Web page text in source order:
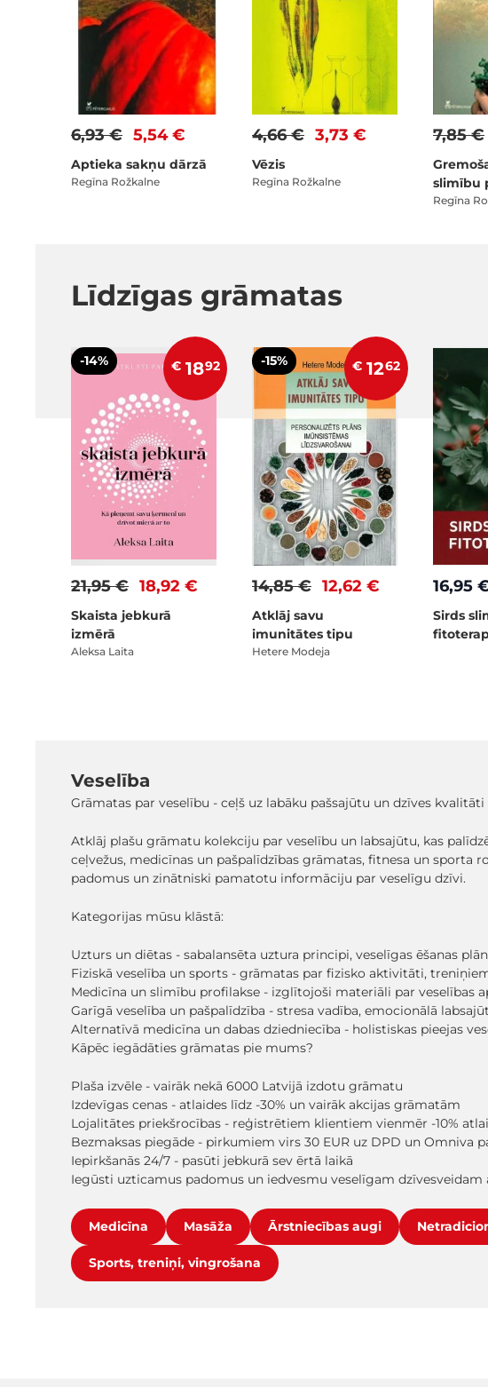
5,54 €
6,93 €
Aptieka sakņu dārzā
Regīna Rožkalne
3,73 €
4,66 €
Vēzis
Regīna Rožkalne
7,85 €
slimību
Regīna
Līdzīgas grāmatas
-14% € 1892
18,92 €
21,95 €
Skaista jebkurā
izmērā
Aleksa Laita
-15% € 1262
12,62 €
14,85 €
Atklāj savu
imunitātes tipu
Hetere Modeja
16,95
Sirds
Veselība
Grāmatas par veselību - ceļš uz labāku pašsajūtu un dzīves kvalitāti
Atklāj plašu grāmatu kolekciju par veselību un labsajūtu, kas
ceļvežus, medicīnas un pašpalīdzības grāmatas, fitnesa un sporta
padomus un zinātniski pamatotu informāciju par veselīgu dzīvi.
Kategorijas mūsu klāstā:
Uzturs un diētas - sabalansēta uztura principi, veselīgas ēšanas
Fiziskā veselība un sports - grāmatas par fizisko aktivitāti,
Medicīna un slimību profilakse - izglītojoši materiāli par veselības
Garīgā veselība un pašpalīdzība - stresa vadība, emocionālā
Alternatīvā medicīna un dabas dziedniecība - holistiskas pieejas
Kāpēc iegādāties grāmatas pie mums?
Plaša izvēle - vairāk nekā 6000 Latvijā izdotu grāmatu
Izdevīgas cenas - atlaides līdz -30% un vairāk akcijas grāmatām
Lojalitātes priekšrocības - reģistrētiem klientiem vienmēr -10%
Bezmaksas piegāde - pirkumiem virs 30 EUR uz DPD un Omniva
Iepirkšanās 24/7 - pasūti jebkurā sev ērtā laikā
Iegūsti uzticamus padomus un iedvesmu veselīgam
Medicīna Masāža Ārstniecības augi
Sports, treniņi, vingrošana